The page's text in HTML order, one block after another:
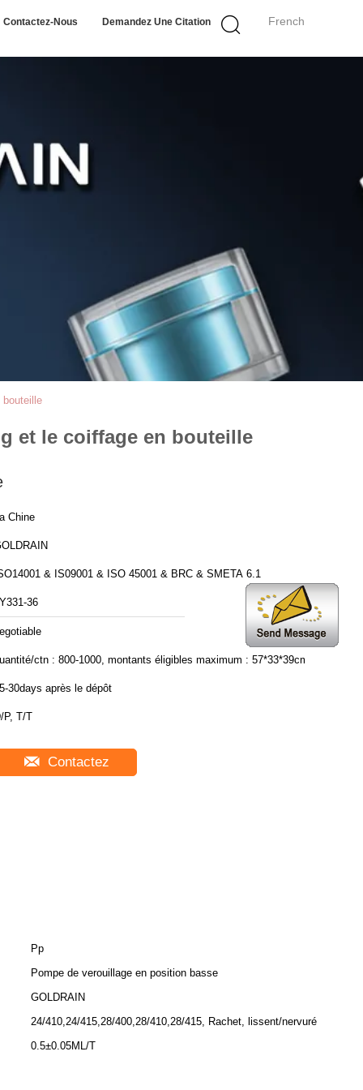
French
Contactez-Nous Demandez Une Citation
bouteille
et le coiffage en bouteille
Chine
& IS09001 & ISO 45001 & BRC & SMETA 6.1
36
ctn : 800-1000, montants éligibles maximum : 57*33*39cm
30days après le dépôt
P, T/T
Contactez
Pp
Pompe de verouillage en position basse
GOLDRAIN
24/410,24/415,28/400,28/410,28/415, Rachet, lissent/nervuré
0.5±0.05ML/T